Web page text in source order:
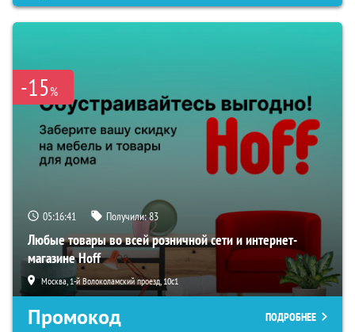
-15%
05:16:40 Получили:83
Любые товары во всей розничной сети и интернет-
магазине Hoff
Москва, 1-й Волоколамский проезд, 10с1
Промокод ПОДРОБНЕЕ